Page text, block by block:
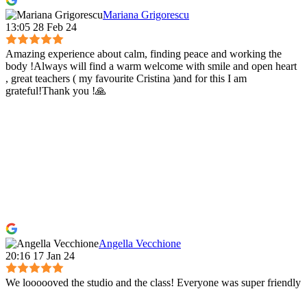
Mariana Grigorescu
13:05 28 Feb 24
Amazing experience about calm, finding peace and working the
body !Always will find a warm welcome with smile and open heart
, great teachers ( my favourite Cristina )and for this I am
grateful!Thank you !🙏
Angella Vecchione
20:16 17 Jan 24
We loooooved the studio and the class! Everyone was super friendly